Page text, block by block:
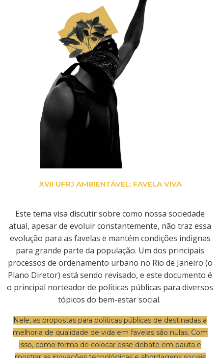
XVII UFRJ AMBIENTÁVEL: FAVELA VIVA
Este tema visa discutir sobre como nossa sociedade
atual, apesar de evoluir constantemente, não traz essa
evolução para as favelas e mantém condições indignas
para grande parte da população. Um dos principais
processos de ordenamento urbano no Rio de Janeiro (o
Plano Diretor) está sendo revisado, e este documento é
o principal norteador de políticas públicas para diversos
tópicos do bem-estar social.
Nele, as propostas para políticas públicas de destinadas a
melhoria de qualidade de vida em favelas são nulas. Com
isso, como forma de colocar esse debate em pauta e